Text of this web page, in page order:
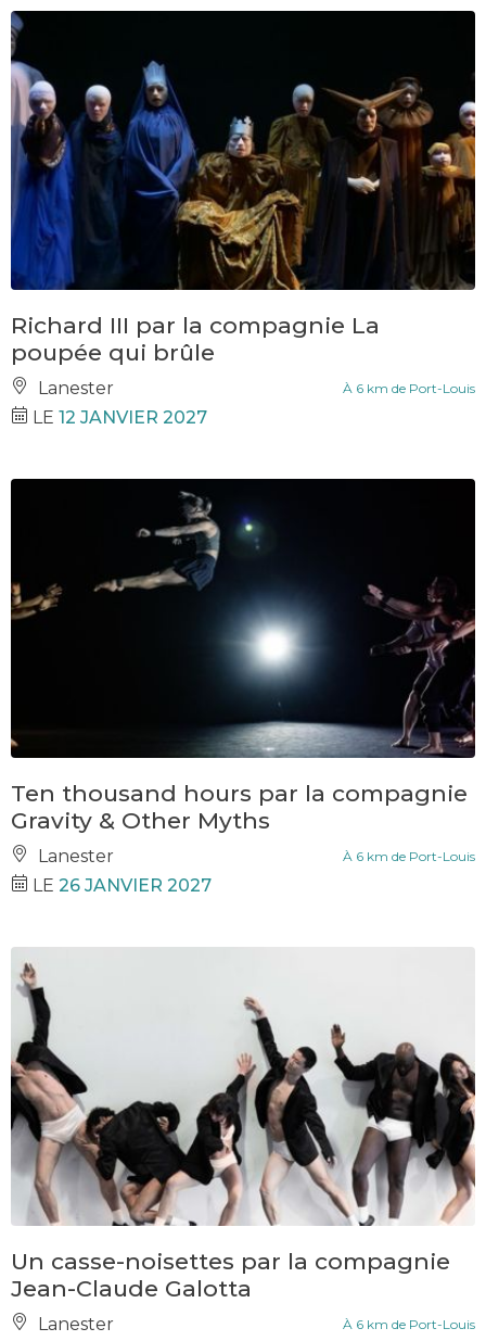
Richard III par la compagnie La
poupée qui brûle
Lanester À 6 km de Port-Louis
LE 12 JANVIER 2027
Ten thousand hours par la compagnie
Gravity & Other Myths
Lanester À 6 km de Port-Louis
LE 26 JANVIER 2027
Un casse-noisettes par la compagnie
Jean-Claude Galotta
Lanester À 6 km de Port-Louis